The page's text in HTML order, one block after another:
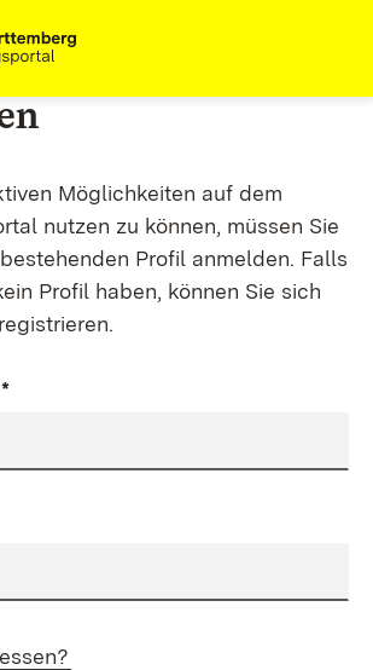
Möglichkeiten auf dem
nutzen zu können, müssen Sie
Profil anmelden. Falls
Profil haben, können Sie sich
*